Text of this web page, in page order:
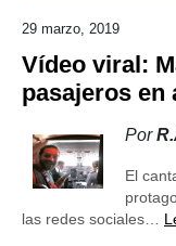
29 marzo, 2019
Vídeo viral:
pasajeros en
Por
El
las redes sociales…